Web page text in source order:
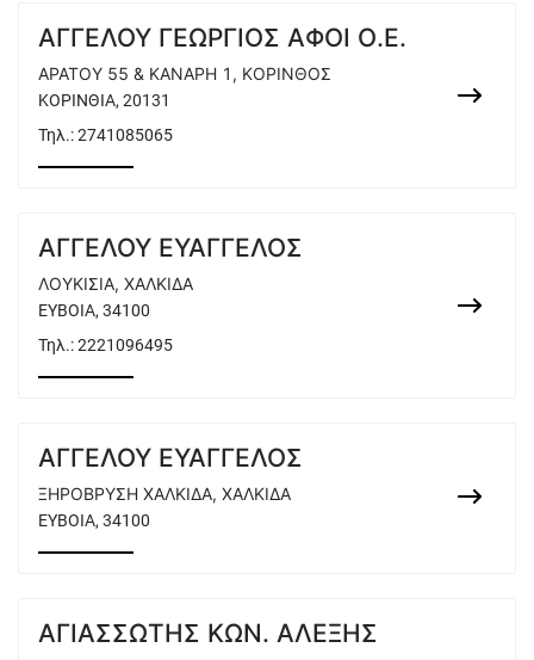
ΑΓΓΕΛΟΥ ΓΕΩΡΓΙΟΣ ΑΦΟΙ Ο.Ε.
ΑΡΑΤΟΥ 55 & ΚΑΝΑΡΗ 1, ΚΟΡΙΝΘΟΣ
ΚΟΡΙΝΘΙΑ, 20131
Τηλ.:2741085065
ΑΓΓΕΛΟΥ ΕΥΑΓΓΕΛΟΣ
ΛΟΥΚΙΣΙΑ, ΧΑΛΚΙΔΑ
ΕΥΒΟΙΑ, 34100
Τηλ.:2221096495
ΑΓΓΕΛΟΥ ΕΥΑΓΓΕΛΟΣ
ΞΗΡΟΒΡΥΣΗ ΧΑΛΚΙΔΑ, ΧΑΛΚΙΔΑ
ΕΥΒΟΙΑ, 34100
ΑΓΙΑΣΣΩΤΗΣ ΚΩΝ. ΑΛΕΞΗΣ